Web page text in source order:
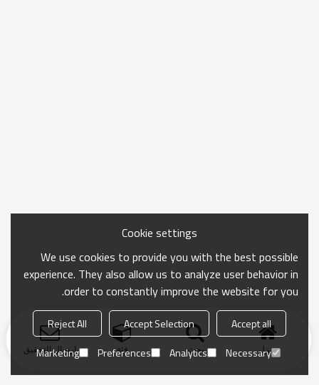
منزل بحث فئة ارسال التحقيق
Cookie settings
We use cookies to provide you with the best possible
experience. They also allow us to analyze user behavior in
order to constantly improve the website for you.
Accept all
Accept Selection
Reject All
Necessary
Analytics
Preferences
Marketing